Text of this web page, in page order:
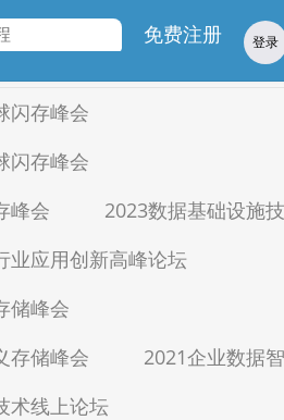
免费注册 登录
闪存峰会
闪存峰会
峰会
2023数据基础设施
业应用创新高峰论坛
储峰会
存储峰会
2021企业数据
术线上论坛